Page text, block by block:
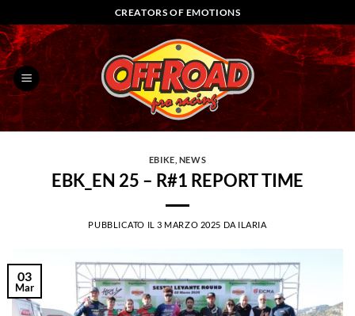
ai
contenuti
CREATORS OF EMOTIONS
EBIKE NEWS
EBK_EN 25 – R#1 REPORT TIME
PUBBLICATO IL3 MARZO 2025 DA ILARIA
03
Mar